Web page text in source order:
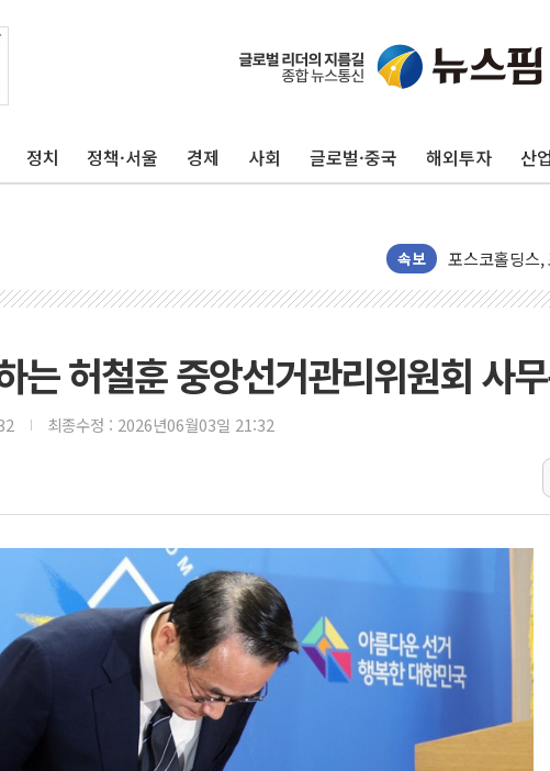
정치 정책·서울 경제 사회 글로벌·중국 해외투자 산업
속보
42.5도 역대
포스코홀딩스,
태국 학교서
"文정부 악몽
신세계사이먼
'변기 수리'
워트, 상반기
프롬바이오,
NH농협생명,
아바코, 2분기
랩지노믹스 "
보로노이, 폐
푸본현대생명,
교보생명, '
벼랑 끝 선 '
는 허철훈 중앙선거관리위원회 사
최종수정 : 2026년06월03일 21:32